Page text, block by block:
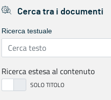
Cerca tra i documenti
Ricerca testuale
Ricerca estesa al contenuto